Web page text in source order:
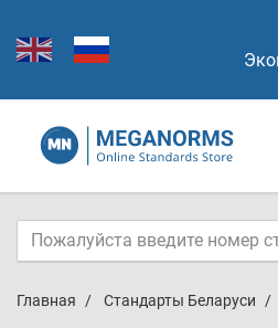
Главная Стандарты Беларуси